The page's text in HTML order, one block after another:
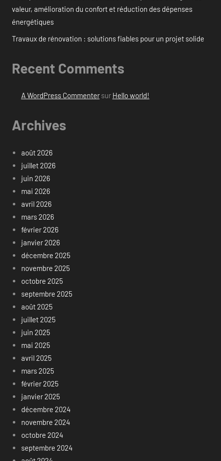
valeur, amélioration du confort et réduction des dépenses
énergétiques
Travaux de rénovation : solutions fiables pour un projet solide
Recent Comments
A WordPress Commentersur Hello world!
Archives
août 2026
juillet 2026
juin 2026
mai 2026
avril 2026
mars 2026
février 2026
janvier 2026
décembre 2025
novembre 2025
octobre 2025
septembre 2025
août 2025
juillet 2025
juin 2025
mai 2025
avril 2025
mars 2025
février 2025
janvier 2025
décembre 2024
novembre 2024
octobre 2024
septembre 2024